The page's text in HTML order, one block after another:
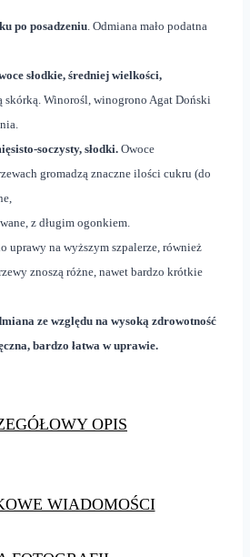
po posadzeniu. Odmiana mało podatna
słodkie, średniej wielkości,
skórką. Winorośl, winogrono Agat Doński
soczysty, słodki. Owoce
gromadzą znaczne ilości cukru (do
z długim ogonkiem.
uprawy na wyższym szpalerze, również
znoszą różne, nawet bardzo krótkie
ze względu na wysoką zdrowotność
bardzo łatwa w uprawie.
OPIS
WIADOMOŚCI